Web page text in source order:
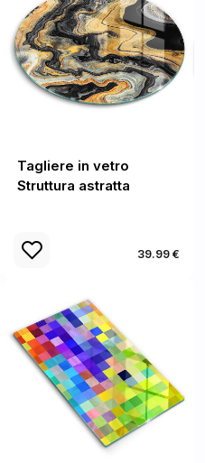
Tagliere in vetro
Struttura astratta
39.99 €